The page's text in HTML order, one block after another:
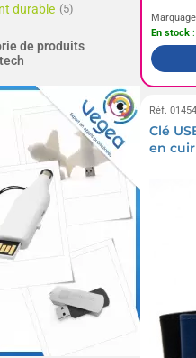
durable (5)
de produits
En stock
Réf.
Clé
en